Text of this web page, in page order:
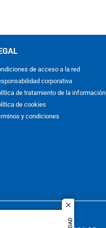
close
de acceso a la red
corporativa
de tratamiento de la información
de cookies
y condiciones
idioma